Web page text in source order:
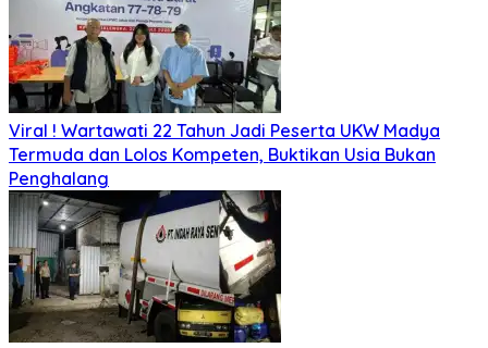
Viral ! Wartawati 22 Tahun Jadi Peserta UKW Madya
Termuda dan Lolos Kompeten, Buktikan Usia Bukan
Penghalang